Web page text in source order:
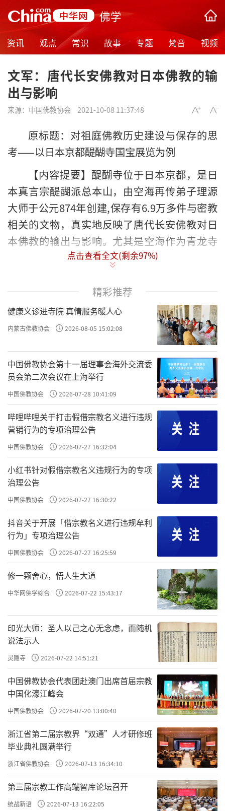
佛学
资讯 观点 常识 故事 专题 梵音 视频
文军：唐代长安佛教对日本佛教的输
出与影响
来源： 中国佛教协会 2021-10-08 11:37:48
原标题：对祖庭佛教历史建设与保存的思
考——以日本京都醍醐寺国宝展览为例
【内容提要】醍醐寺位于日本京都，是日
本真言宗醍醐派总本山，由空海再传弟子理源
大师于公元874年创建,保存有6.9万多件与密教
相关的文物，真实地反映了唐代长安佛教对日
本佛教的输出与影响。尤其是空海作为青龙寺
惠果法师的弟子，更将惠果金胎不二思想带入
并作为密教事相的完整传承寺院，至今发挥着
一定的影响力。因此，围绕醍醐寺密教文物所
举办的展览，目的是借助醍醐寺的历史，了解
日本佛教文化发展变迁的历史，同时了解中国
佛教祖庭文化对日本佛教文化的影响。
【关键词】醍醐寺密教祖庭佛教文物
2016年5-9月，以“菩提的世界”和“梵音
东渡”命名的日本京都醍醐寺国宝展览分别在
上海博物馆和陕西历史博物馆举行。展览由日
本真言宗醍醐派总本山醍醐寺、日本独立行政
法人国立文化财机构、上海博物馆、陕西历史
博物馆主办。目的是希望通过醍醐寺的藏品，
展示醍醐寺发展变迁的历史，从醍醐寺的历
史，让大众更多地了解日本佛教文化发展变迁
的历史，同时，了解日本的历史与文化，了解
中国佛教文化对日本佛教文化的影响与交流。
本次展览共展出文物93件组，展览共历时
两年多，主要是前期策划、沟通、运作、协调
上海博物馆展览共分醍醐缘起、醍醐事
相、醍醐花现等三个主题，陕西历史博物馆展
览借鉴了上海展览的三个主题，另加入了“密
藏宗风”主题，构成展览的四个主题内容，力
图揭示醍醐寺佛教文化与唐代长安佛教文化的
直接渊源，确切地说是醍醐寺密教文化与唐代
长安密教文化的直接渊源。
公元7-9世纪，中日交流频繁。日本先后向
中国派遣了4次遣隋使和19次遣唐使。公元704
年，日本留学僧空海随第16次遣唐使来到长
安，第二年拜长安青龙寺惠果阿阇梨为师，学
点击查看全文(剩余97%)
精彩推荐
健康义诊进寺院 真情服务暖人心
内蒙古佛教协会 2026-08-05 15:02:08
中国佛教协会第十一届理事会海外交流委
员会第二次会议在上海举行
中国佛教协会 2026-07-28 10:41:09
哔哩哔哩关于打击假借宗教名义进行违规
营销行为的专项治理公告
中国佛教协会 2026-07-27 16:32:04
小红书针对假借宗教名义违规行为的专项
治理公告
中国佛教协会 2026-07-27 16:30:22
抖音关于开展「借宗教名义进行违规牟利
行为」专项治理公告
中国佛教协会 2026-07-27 16:25:59
修一颗舍心，悟人生大道
中华网佛学综合 2026-07-22 15:43:17
印光大师：圣人以己之心无念虑，而随机
说法示人
灵隐寺 2026-07-22 14:51:21
中国佛教协会代表团赴澳门出席首届宗教
中国化濠江峰会
中国佛教协会 2026-07-20 13:00:40
浙江省第二届宗教界“双通”人才研修班
毕业典礼圆满举行
浙江省佛教协会 2026-07-13 16:34:10
第三届宗教工作高端智库论坛召开
统战新语 2026-07-13 16:22:05